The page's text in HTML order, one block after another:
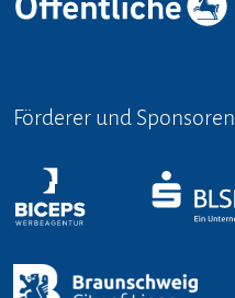
Förderer und Sponsoren